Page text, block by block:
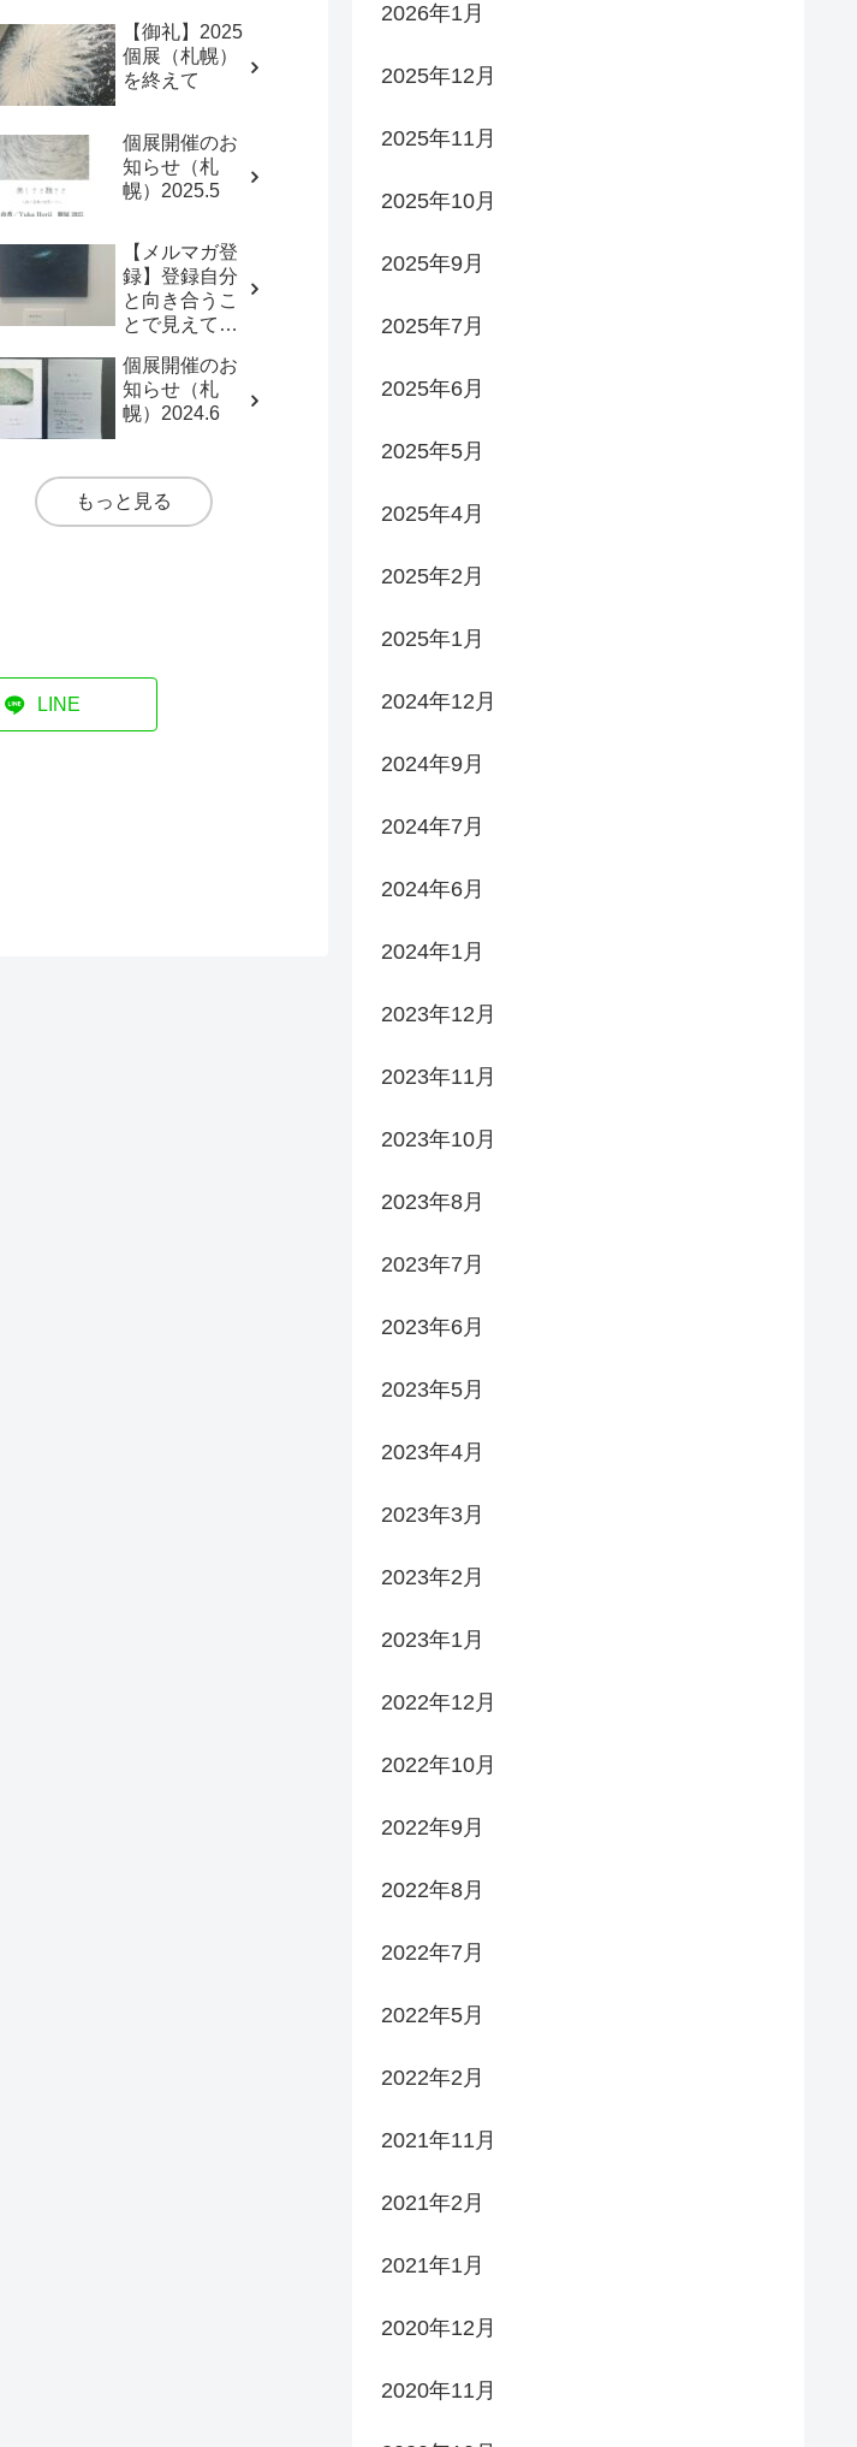
【御礼】2025
個展（札幌）
を終えて
個展開催のお
知らせ（札
幌）2025.5
【メルマガ登
録】登録自分
と向き合うこ
とで見えてく
個展開催のお
知らせ（札
幌）2024.6
もっと見る
LINE
2026年1月
2025年12月
2025年11月
2025年10月
2025年9月
2025年7月
2025年6月
2025年5月
2025年4月
2025年2月
2025年1月
2024年12月
2024年9月
2024年7月
2024年6月
2024年1月
2023年12月
2023年11月
2023年10月
2023年8月
2023年7月
2023年6月
2023年5月
2023年4月
2023年3月
2023年2月
2023年1月
2022年12月
2022年10月
2022年9月
2022年8月
2022年7月
2022年5月
2022年2月
2021年11月
2021年2月
2021年1月
2020年12月
2020年11月